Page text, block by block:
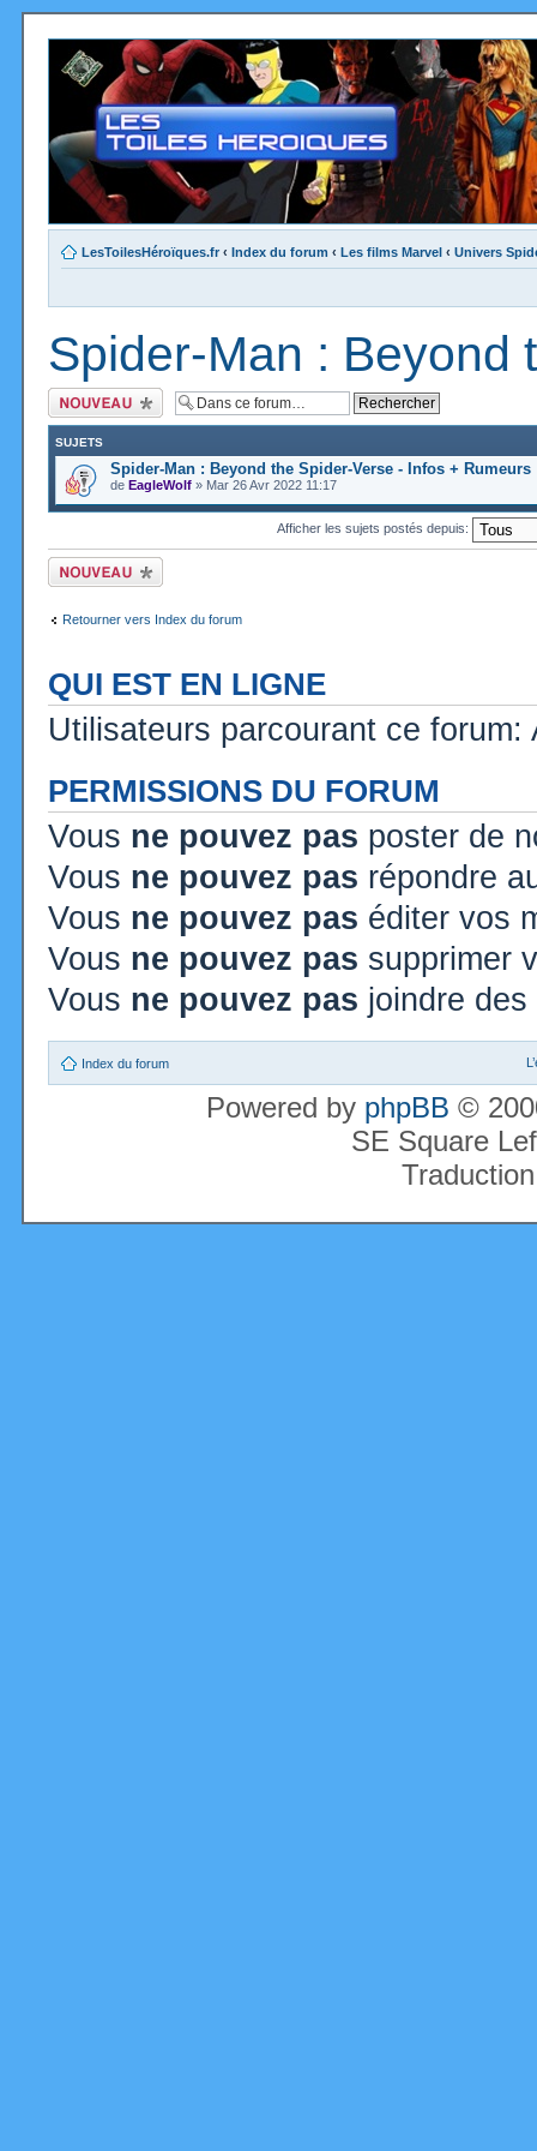
LesToilesHéroïques.fr ‹ Index du forum ‹ Les films Marvel ‹ Univers
Spider-Man : Beyond
Ecrire un nouveau
sujet
SUJETS
Spider-Man : Beyond the Spider-Verse - Infos + Rumeurs
de EagleWolf » Mar 26 Avr 2022 11:17
Afficher les sujets postés depuis:
Ecrire un nouveau
sujet
Retourner vers Index du forum
QUI EST EN LIGNE
Utilisateurs parcourant ce
PERMISSIONS DU FORUM
Vous ne pouvez pas poster de
Vous ne pouvez pas répondre
Vous ne pouvez pas éditer vos
Vous ne pouvez pas supprimer
Vous ne pouvez pas joindre
Index du forum
Powered by phpBB ©
SE Square